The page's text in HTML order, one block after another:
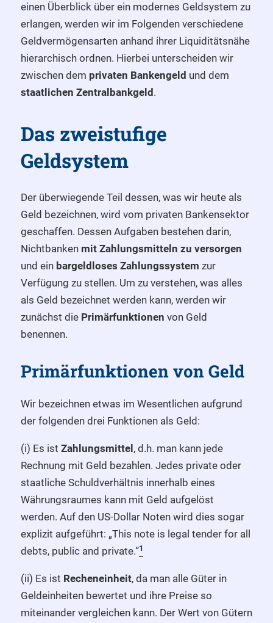
einen Überblick über ein modernes Geldsystem zu
erlangen, werden wir im Folgenden verschiedene
Geldvermögensarten anhand ihrer Liquiditätsnähe
hierarchisch ordnen. Hierbei unterscheiden wir
zwischen dem privaten Bankengeld und dem
staatlichen Zentralbankgeld .
Das zweistufige
Geldsystem
Der überwiegende Teil dessen, was wir heute als
Geld bezeichnen, wird vom privaten Bankensektor
geschaffen. Dessen Aufgaben bestehen darin,
Nichtbanken mit Zahlungsmitteln zu versorgen
und ein bargeldloses Zahlungssystem zur
Verfügung zu stellen. Um zu verstehen, was alles
als Geld bezeichnet werden kann, werden wir
zunächst die Primärfunktionen von Geld
benennen.
Primärfunktionen von Geld
Wir bezeichnen etwas im Wesentlichen aufgrund
der folgenden drei Funktionen als Geld:
(i) Es ist Zahlungsmittel , d.h. man kann jede
Rechnung mit Geld bezahlen. Jedes private oder
staatliche Schuldverhältnis innerhalb eines
Währungsraumes kann mit Geld aufgelöst
werden. Auf den US-Dollar Noten wird dies sogar
explizit aufgeführt: „This note is legal tender for all
debts, public and private.“1
(ii) Es ist Recheneinheit, da man alle Güter in
Geldeinheiten bewertet und ihre Preise so
miteinander vergleichen kann. Der Wert von Gütern